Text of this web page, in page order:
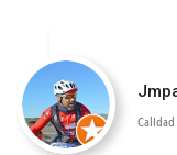
Calidad